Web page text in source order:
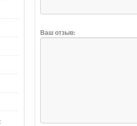
Ваш отзыв: